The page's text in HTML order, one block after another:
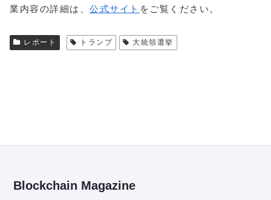
業内容の詳細は、 公式サイト をご覧ください。
レポート トランプ 大統領選挙
Blockchain Magazine